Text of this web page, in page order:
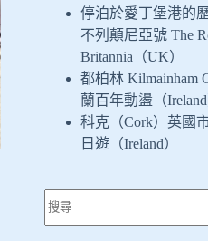
停泊於愛丁堡港的
不列顛尼亞號 The
Britannia（UK）
都柏林 Kilmainham
蘭百年動盪（Ireland
科克（Cork）英國
日遊（Ireland）
找
不